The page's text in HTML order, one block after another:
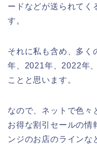
ードなどが送られてく
す。
それに私も含め、多く
年、2021年、2022年
ことと思います。
なので、ネットで色々
お得な割引セールの情
ンジのお店のラインな